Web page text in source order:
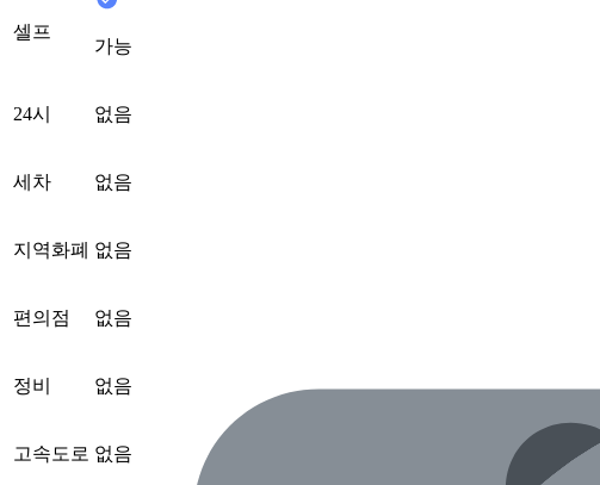
셀프
가능
24시 없음
세차 없음
지역화폐 없음
편의점 없음
정비 없음
고속도로 없음